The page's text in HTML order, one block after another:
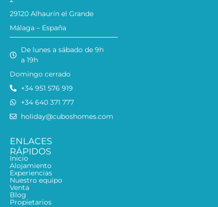
29120 Alhaurín el Grande
Málaga – España
De lunes a sábado de 9h
a 19h
Domingo cerrado
+34 951 576 919
+34 640 371 777
holiday@cuboshomes.com
ENLACES
RÁPIDOS
Inicio
Alojamiento
Experiencias
Nuestro equipo
Venta
Blog
Propietarios